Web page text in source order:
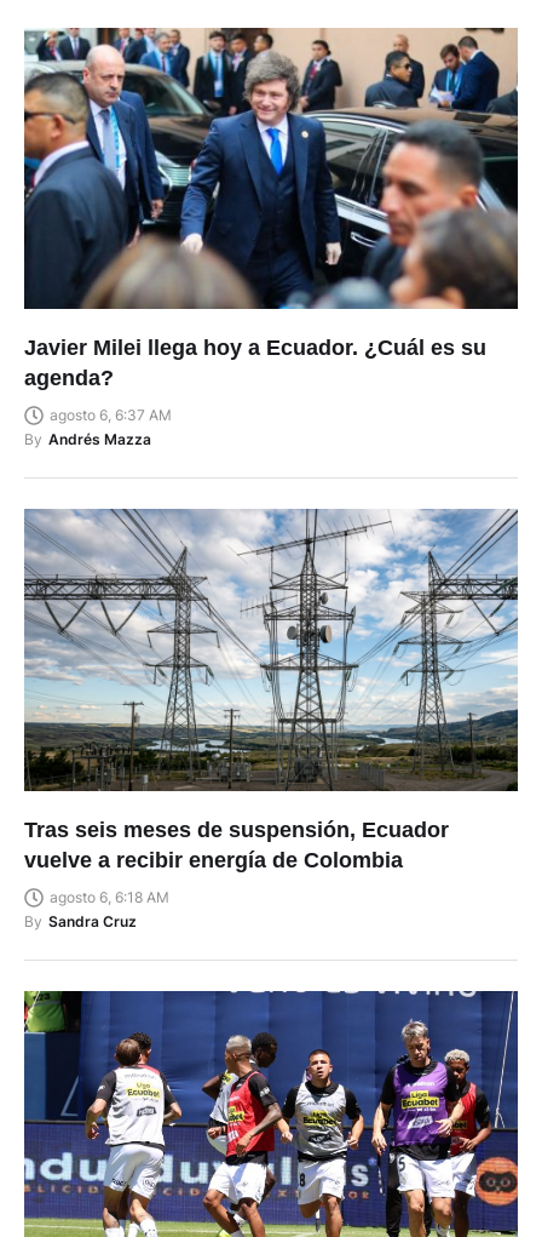
Javier Milei llega hoy a Ecuador. ¿Cuál es su
agenda?
agosto 6, 6:37 AM
By Andrés Mazza
Tras seis meses de suspensión, Ecuador
vuelve a recibir energía de Colombia
agosto 6, 6:18 AM
By Sandra Cruz